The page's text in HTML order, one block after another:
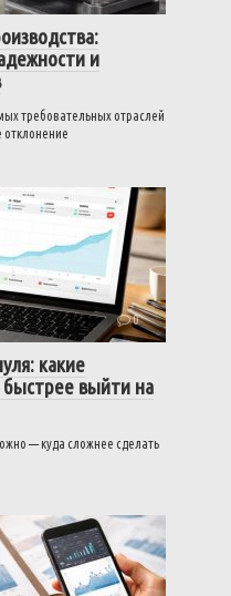
и
требовательных отраслей
отклонение
0
какие
выйти на
— куда сложнее сделать